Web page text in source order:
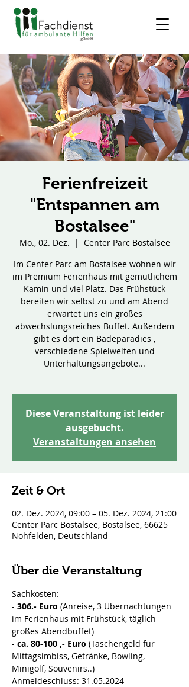
Ferienfreizeit
"Entspannen am
Bostalsee"
Mo., 02. Dez.
  |
Center Parc Bostalsee
Im Center Parc am Bostalsee wohnen wir
im Premium Ferienhaus mit gemütlichem
Kamin und viel Platz. Das Frühstück
bereiten wir selbst zu und am Abend
erwartet uns ein großes
abwechslungsreiches Buffet. Außerdem
gibt es dort ein Badeparadies ,
verschiedene Spielwelten und
Unterhaltungsangebote...
Diese Veranstaltung ist leider
ausgebucht.
Veranstaltungen ansehen
Zeit & Ort
02. Dez. 2024, 09:00 – 05. Dez. 2024, 21:00
Center Parc Bostalsee, Bostalsee, 66625
Nohfelden, Deutschland
Über die Veranstaltung
Sachkosten:
- 306.- Euro (Anreise, 3 Übernachtungen
im Ferienhaus mit Frühstück, täglich
großes Abendbuffet)
- ca. 80-100 ,- Euro (Taschengeld für
Mittagsimbiss, Getränke, Bowling,
Minigolf, Souvenirs..)
Anmeldeschluss: 31.05.2024